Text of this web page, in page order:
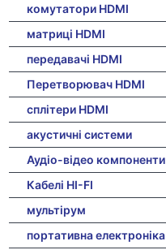
комутатори HDMI
матриці HDMI
передавачі HDMI
Перетворювач HDMI
сплітери HDMI
акустичні системи
Аудіо-відео компоненти
Кабелі HI-FI
мультірум
портативна електроніка